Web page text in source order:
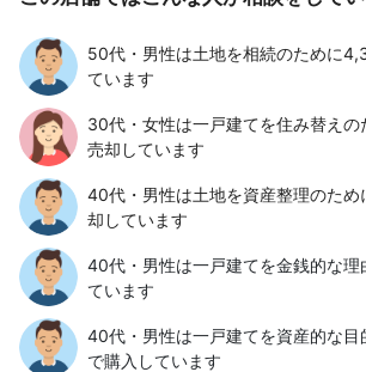
50代・男性は土地を相続のために
ています
30代・女性は一戸建てを住み替え
売却しています
40代・男性は土地を資産整理のた
却しています
40代・男性は一戸建てを金銭的な理
ています
40代・男性は一戸建てを資産的な
で購入しています